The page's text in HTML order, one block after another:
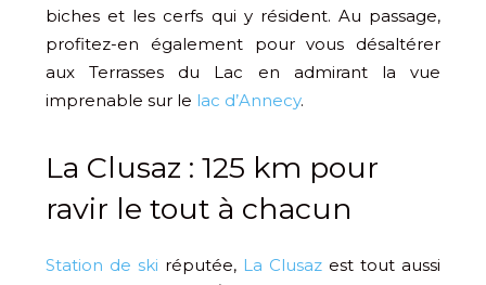
biches et les cerfs qui y résident. Au passage,
profitez-en également pour vous désaltérer
aux Terrasses du Lac en admirant la vue
imprenable sur le lac d’Annecy.
La Clusaz : 125 km pour
ravir le tout à chacun
Station de ski réputée, La Clusaz est tout aussi